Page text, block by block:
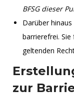
BFSG dieser
Darüber
barrierefrei.
geltenden
zur